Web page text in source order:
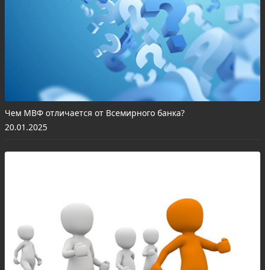
Чем МВФ отличается от Всемирного банка?
20.01.2025